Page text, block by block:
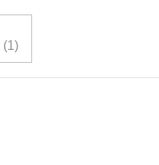
d
1